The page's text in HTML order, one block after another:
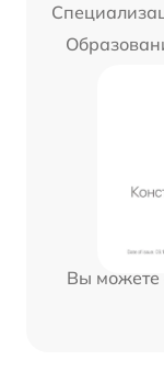
Вы можете